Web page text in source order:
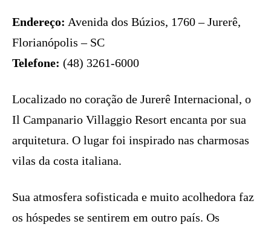
Endereço: Avenida dos Búzios, 1760 – Jurerê,
Florianópolis – SC
Telefone: (48) 3261-6000
Localizado no coração de Jurerê Internacional, o
Il Campanario Villaggio Resort encanta por sua
arquitetura. O lugar foi inspirado nas charmosas
vilas da costa italiana.
Sua atmosfera sofisticada e muito acolhedora faz
os hóspedes se sentirem em outro país. Os